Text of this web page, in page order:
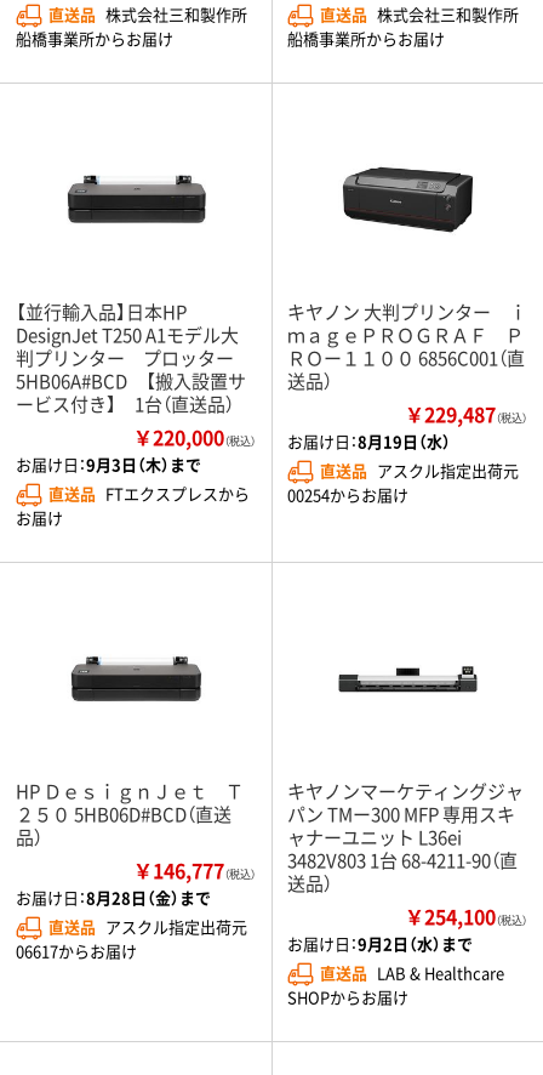
直送品 株式会社三和製作所
船橋事業所からお届け
直送品 株式会社三和製作所
船橋事業所からお届け
【並行輸入品】日本HP
DesignJet T250 A1モデル大
判プリンター プロッター
5HB06A#BCD 【搬入設置サ
ービス付き】 1台（直送品）
￥220,000（税込）
お届け日：9月3日（木）まで
直送品 FTエクスプレスから
お届け
キヤノン 大判プリンター ｉ
ｍａｇｅＰＲＯＧＲＡＦ Ｐ
ＲＯー１１００ 6856C001（直
送品）
￥229,487（税込）
お届け日：8月19日（水）
直送品 アスクル指定出荷元
00254からお届け
HP ＤｅｓｉｇｎＪｅｔ Ｔ
２５０ 5HB06D#BCD（直送
品）
￥146,777（税込）
お届け日：8月28日（金）まで
直送品 アスクル指定出荷元
06617からお届け
キヤノンマーケティングジャ
パン TMー300 MFP 専用スキ
ャナーユニット L36ei
3482V803 1台 68-4211-90（直
送品）
￥254,100（税込）
お届け日：9月2日（水）まで
直送品 LAB & Healthcare
SHOPからお届け